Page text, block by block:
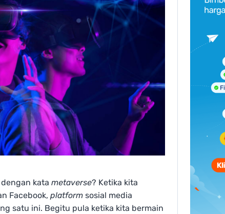
kata metaverse? Ketika kita
Facebook, platform sosial media
satu ini. Begitu pula ketika kita bermain